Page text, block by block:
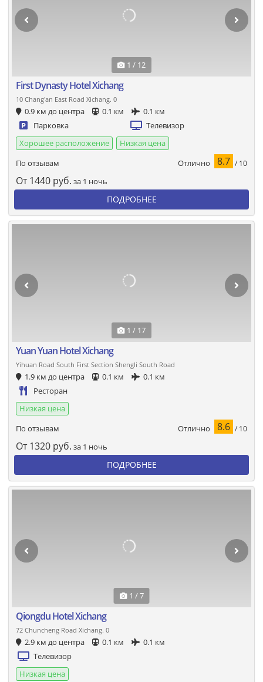
1 / 12
First Dynasty Hotel Xichang
10 Chang'an East Road Xichang. 0
0.9 км до центра 0.1 км
0.1 км
Парковка
Телевизор
Хорошее расположение
Низкая цена
По отзывам
Отлично 8.7 / 10
От 1440 руб. за 1 ночь
ПОДРОБНЕЕ
1 / 17
Yuan Yuan Hotel Xichang
Yihuan Road South First Section Shengli South Road
1.9 км до центра 0.1 км
0.1 км
Ресторан
Низкая цена
По отзывам
Отлично 8.6 / 10
От 1320 руб. за 1 ночь
ПОДРОБНЕЕ
1 / 7
Qiongdu Hotel Xichang
72 Chuncheng Road Xichang. 0
2.9 км до центра 0.1 км
0.1 км
Телевизор
Низкая цена